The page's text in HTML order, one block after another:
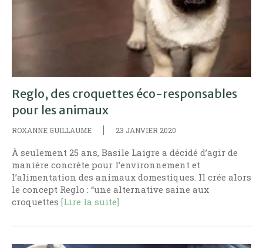
Reglo, des croquettes éco-responsables
pour les animaux
ROXANNE GUILLAUME 23 JANVIER 2020
À seulement 25 ans, Basile Laigre a décidé d’agir de
manière concrète pour l’environnement et
l’alimentation des animaux domestiques. Il crée alors
le concept Reglo : “une alternative saine aux
croquettes [Lire la suite]